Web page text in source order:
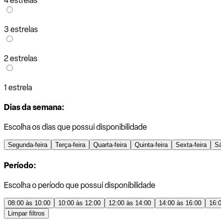
3 estrelas
2 estrelas
1 estrela
Dias da semana:
Escolha os dias que possui disponibilidade
Segunda-feira Terça-feira Quarta-feira Quinta-feira Sexta-feira
Período:
Escolha o período que possui disponibilidade
08:00 às 10:00 10:00 às 12:00 12:00 às 14:00 14:00 às 16:00
Limpar filtros